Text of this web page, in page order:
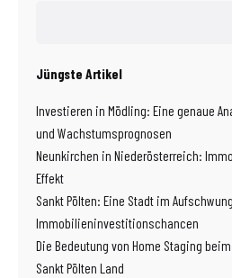
Jüngste Artikel
Investieren in Mödling: Eine genaue
und Wachstumsprognosen
Neunkirchen in Niederösterreich:
Effekt
Sankt Pölten: Eine Stadt im
Immobilieninvestitionschancen
Die Bedeutung von Home Staging
Sankt Pölten Land